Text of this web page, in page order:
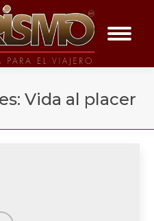
Vida al placer